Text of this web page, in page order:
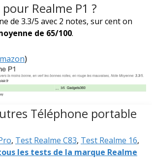
Realme P1 ?
de 3.3/5 avec 2 notes, sur cent on
de 65/100.
)
Téléphone portable
, Test Realme C83, Test Realme 16,
les tests de la marque Realme